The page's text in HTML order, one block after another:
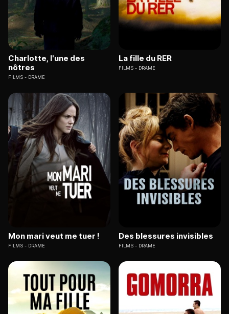
Charlotte, l'une des
nôtres
FILMS DRAME
La fille du RER
FILMS DRAME
Mon mari veut me tuer !
FILMS DRAME
Des blessures invisibles
FILMS DRAME